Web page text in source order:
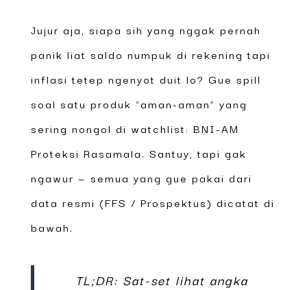
Jujur aja, siapa sih yang nggak pernah
panik liat saldo numpuk di rekening tapi
inflasi tetep ngenyot duit lo? Gue spill
soal satu produk “aman-aman” yang
sering nongol di watchlist: BNI-AM
Proteksi Rasamala. Santuy, tapi gak
ngawur — semua yang gue pakai dari
data resmi (FFS / Prospektus) dicatat di
bawah.
TL;DR: Sat-set lihat angka